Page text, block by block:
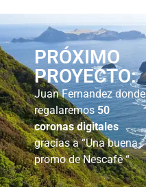
PRÓXIMO
PROYECTO:
Juan Fernandez donde
regalaremos 50
coronas digitales
gracias a “Una buena
promo de Nescafé “